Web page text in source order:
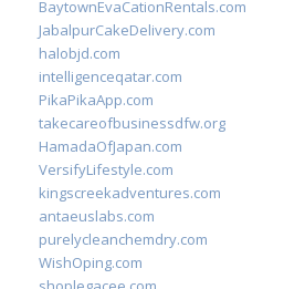
BaytownEvaCationRentals.com
JabalpurCakeDelivery.com
halobjd.com
intelligenceqatar.com
PikaPikaApp.com
takecareofbusinessdfw.org
HamadaOfJapan.com
VersifyLifestyle.com
kingscreekadventures.com
antaeuslabs.com
purelycleanchemdry.com
WishOping.com